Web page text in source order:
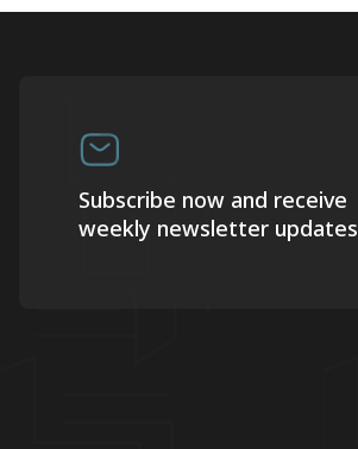
Subscribe now and receive
weekly newsletter updates